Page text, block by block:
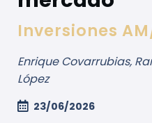
Inversiones
Enrique Covarrubias,
López
23/06/2026